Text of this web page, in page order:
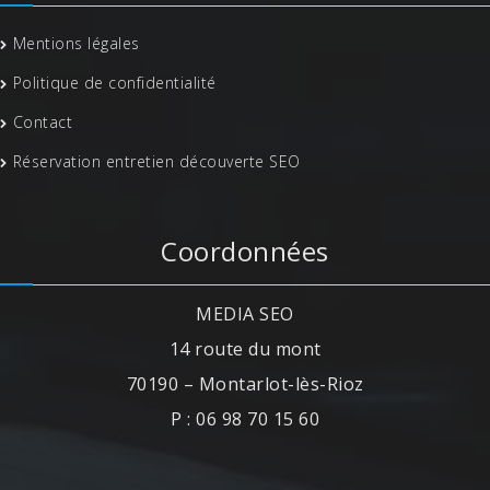
Mentions légales
Politique de confidentialité
Contact
Réservation entretien découverte SEO
Coordonnées
MEDIA SEO
14 route du mont
70190 – Montarlot-lès-Rioz
P : 06 98 70 15 60